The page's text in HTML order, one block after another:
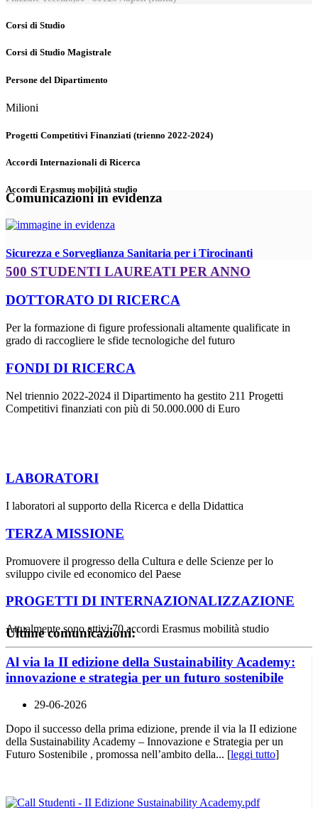
Corsi di Studio
Corsi di Studio Magistrale
Persone del Dipartimento
Milioni
Progetti Competitivi Finanziati (trienno 2022-2024)
Accordi Internazionali di Ricerca
Accordi Erasmus mobilità studio
Comunicazioni in evidenza
Sicurezza e Sorveglianza Sanitaria per i Tirocinanti
500 STUDENTI LAUREATI PER ANNO
DOTTORATO DI RICERCA
Per la formazione di figure professionali altamente qualificate in
grado di raccogliere le sfide tecnologiche del futuro
FONDI DI RICERCA
Nel triennio 2022-2024 il Dipartimento ha gestito 211 Progetti
Competitivi finanziati con più di 50.000.000 di Euro
LABORATORI
I laboratori al supporto della Ricerca e della Didattica
TERZA MISSIONE
Promuovere il progresso della Cultura e delle Scienze per lo
sviluppo civile ed economico del Paese
PROGETTI DI INTERNAZIONALIZZAZIONE
Attualmente sono attivi 70 accordi Erasmus mobilità studio
Ultime comunicazioni:
Al via la II edizione della Sustainability Academy:
innovazione e strategia per un futuro sostenibile
29-06-2026
Dopo il successo della prima edizione, prende il via la II edizione
della Sustainability Academy – Innovazione e Strategia per un
Futuro Sostenibile , promossa nell’ambito della... [leggi tutto]